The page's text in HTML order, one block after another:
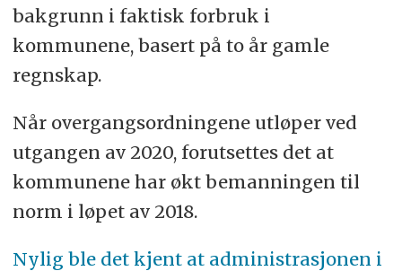
bakgrunn i faktisk forbruk i
kommunene, basert på to år gamle
regnskap.
Når overgangsordningene utløper ved
utgangen av 2020, forutsettes det at
kommunene har økt bemanningen til
norm i løpet av 2018.
Nylig ble det kjent at administrasjonen i